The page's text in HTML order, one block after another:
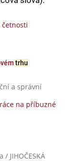
četnosti
trhu
a správní
na příbuzné
JIHOČESKÁ